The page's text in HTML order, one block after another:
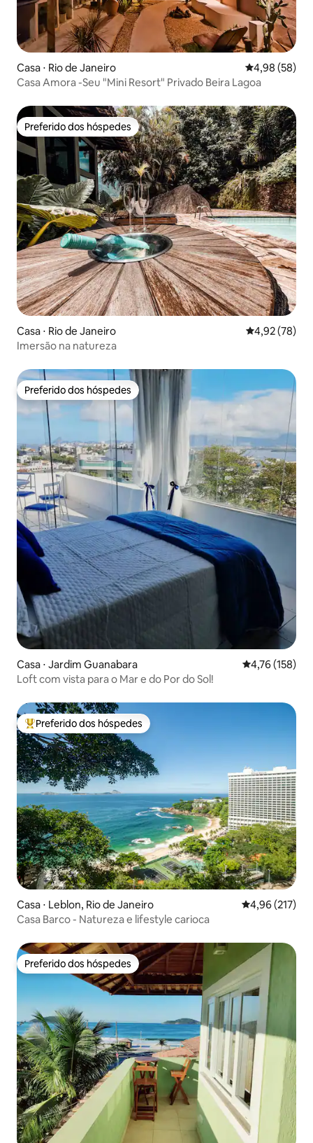
Casa ⋅ Rio de Janeiro 4,98 de uma
4,98 (58)
Casa Amora -Seu "Mini Resort" Privado Beira Lagoa
Preferido dos hóspedes
Preferido dos hóspedes
Casa ⋅ Rio de Janeiro 4,92 de uma
4,92 (78)
Imersão na natureza
Preferido dos hóspedes
Preferido dos hóspedes
Casa ⋅ Jardim Guanabara 4,76 de uma
4,76 (158)
Loft com vista para o Mar e do Por do Sol!
Entre os melhores preferidos dos hóspedes
Preferido dos hóspedes
Casa ⋅ Leblon, Rio de Janeiro 4,96 de uma
4,96 (217)
Casa Barco - Natureza e lifestyle carioca
Preferido dos hóspedes
Preferido dos hóspedes